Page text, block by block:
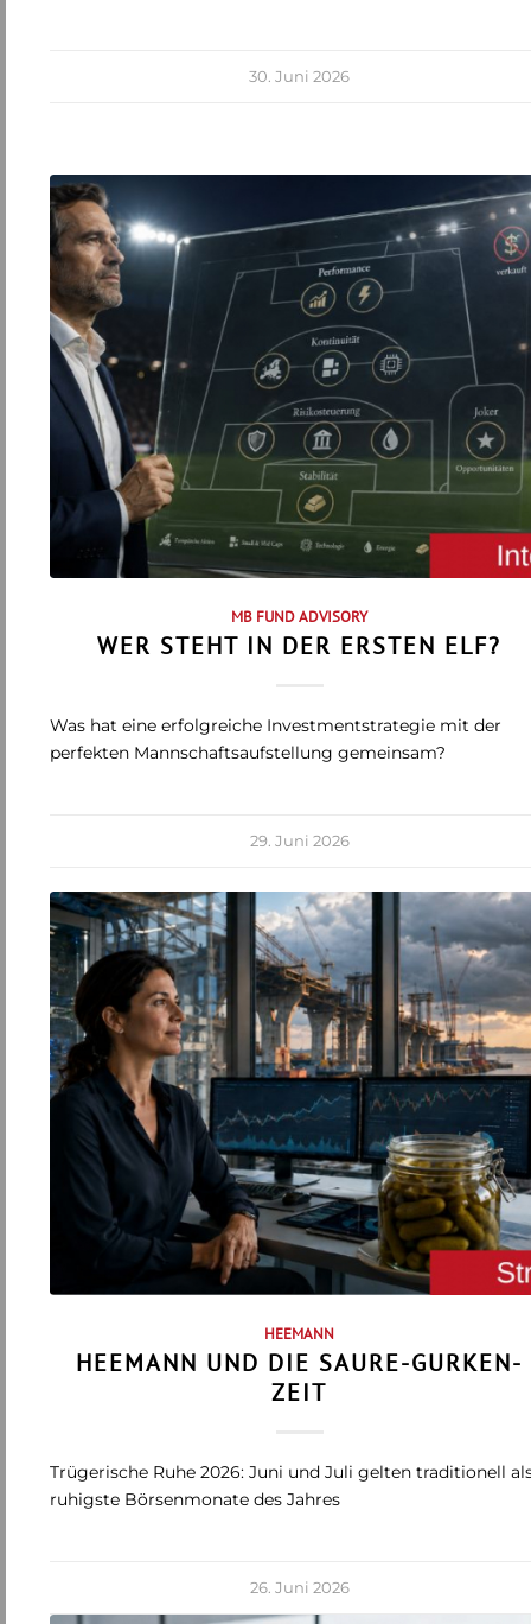
30. Juni 2026
MB FUND ADVISORY
WER STEHT IN DER ERSTEN ELF?
Was hat eine erfolgreiche Investmentstrategie mit der
perfekten Mannschaftsaufstellung gemeinsam?
29. Juni 2026
HEEMANN
HEEMANN UND DIE SAURE-GURKEN-
ZEIT
Trügerische Ruhe 2026: Juni und Juli gelten traditionell
ruhigste Börsenmonate des Jahres
26. Juni 2026